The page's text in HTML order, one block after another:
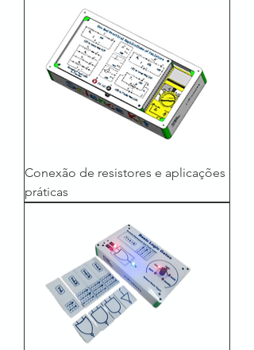
Conexão de resistores e aplicações
práticas